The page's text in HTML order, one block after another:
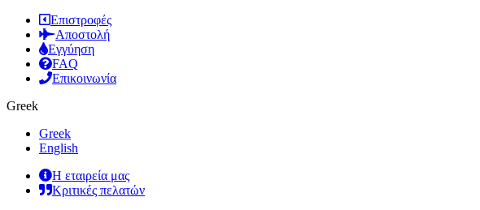
Επιστροφές
Αποστολή
Εγγύηση
FAQ
Επικοινωνία
Greek
Greek
English
Η εταιρεία μας
Κριτικές πελατών